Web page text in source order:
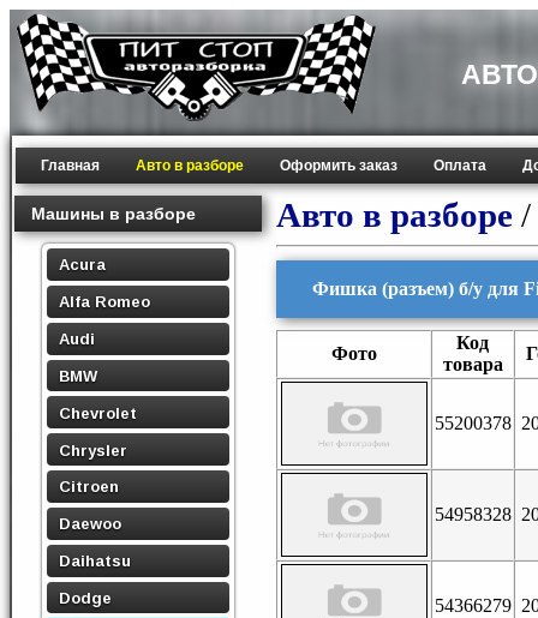
Главная Авто в разборе Оформить заказ Оплата
Машины в разборе
Acura
Alfa Romeo
Audi
BMW
Chevrolet
Chrysler
Citroen
Daewoo
Daihatsu
Dodge
Авто в разборе /
Фишка (разъем) б/у для
Фото
Код
товара
55200378
54958328
54366279